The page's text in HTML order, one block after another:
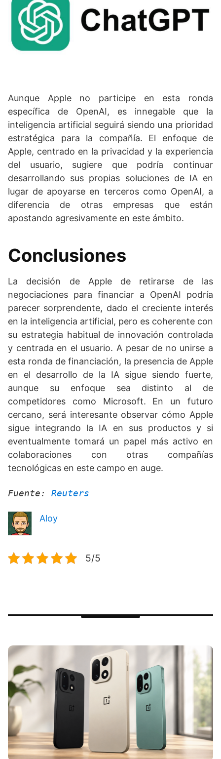
Aunque Apple no participe en esta ronda
específica de OpenAI, es innegable que la
inteligencia artificial seguirá siendo una prioridad
estratégica para la compañía. El enfoque de
Apple, centrado en la privacidad y la experiencia
del usuario, sugiere que podría continuar
desarrollando sus propias soluciones de IA en
lugar de apoyarse en terceros como OpenAI, a
diferencia de otras empresas que están
apostando agresivamente en este ámbito.
Conclusiones
La decisión de Apple de retirarse de las
negociaciones para financiar a OpenAI podría
parecer sorprendente, dado el creciente interés
en la inteligencia artificial, pero es coherente con
su estrategia habitual de innovación controlada
y centrada en el usuario. A pesar de no unirse a
esta ronda de financiación, la presencia de Apple
en el desarrollo de la IA sigue siendo fuerte,
aunque su enfoque sea distinto al de
competidores como Microsoft. En un futuro
cercano, será interesante observar cómo Apple
sigue integrando la IA en sus productos y si
eventualmente tomará un papel más activo en
colaboraciones con otras compañías
tecnológicas en este campo en auge.
Fuente: Reuters
Aloy
5/5